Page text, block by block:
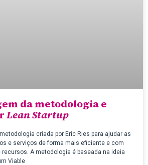
da metodologia e
Lean Startup
criada por Eric Ries para ajudar as
e serviços de forma mais eficiente e com
A metodologia é baseada na ideia
Viable